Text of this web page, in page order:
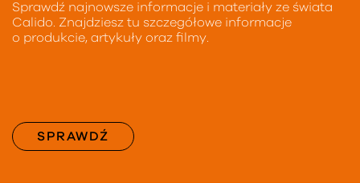
Sprawdź najnowsze informacje i materiały ze świata
Calido. Znajdziesz tu szczegółowe informacje
o produkcie, artykuły oraz filmy.
SPRAWDŹ